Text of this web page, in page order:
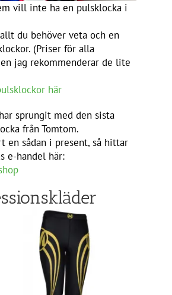
vill inte ha en pulsklocka i
du behöver veta och en
(Priser för alla
jag rekommenderar de lite
här
sprungit med den sista
från Tomtom.
en sådan i present, så hittar
e-handel här: